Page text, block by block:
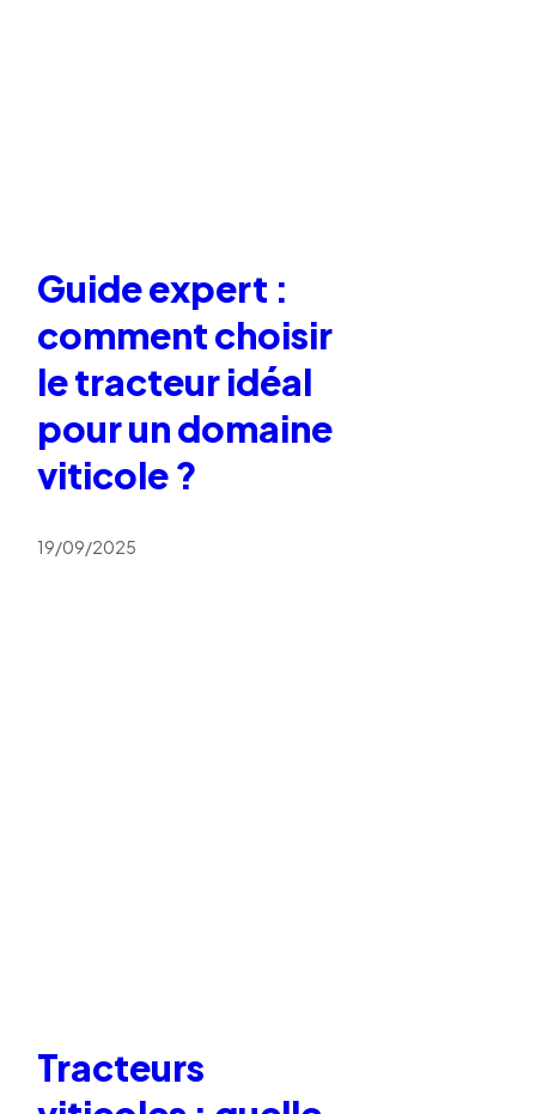
Guide expert :
comment choisir
le tracteur idéal
pour un domaine
viticole ?
19/09/2025
Tracteurs